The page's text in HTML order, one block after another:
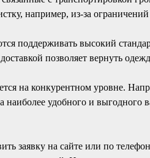
например, из-за
поддерживать высокий
позволяет вернуть
на конкурентном уровне.
удобного и выгодного
заявку на сайте или по